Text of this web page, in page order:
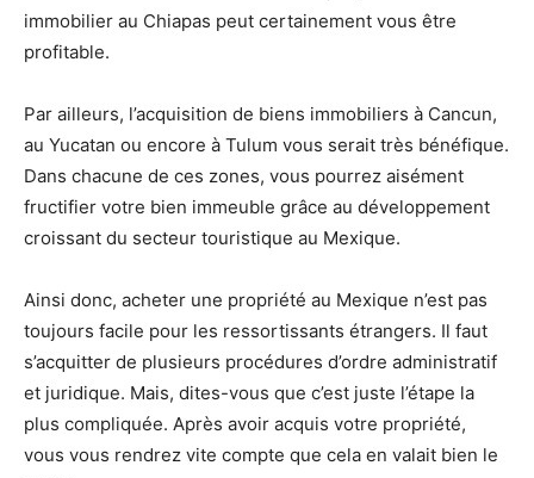
immobilier au Chiapas peut certainement vous être
profitable.
Par ailleurs, l’acquisition de biens immobiliers à Cancun,
au Yucatan ou encore à Tulum vous serait très bénéfique.
Dans chacune de ces zones, vous pourrez aisément
fructifier votre bien immeuble grâce au développement
croissant du secteur touristique au Mexique.
Ainsi donc, acheter une propriété au Mexique n’est pas
toujours facile pour les ressortissants étrangers. Il faut
s’acquitter de plusieurs procédures d’ordre administratif
et juridique. Mais, dites-vous que c’est juste l’étape la
plus compliquée. Après avoir acquis votre propriété,
vous vous rendrez vite compte que cela en valait bien le